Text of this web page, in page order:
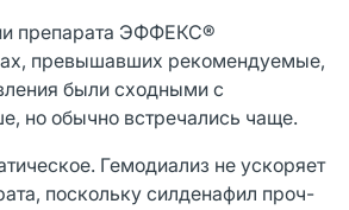
препарата ЭФФЕКС®
превышавших рекомендуемые,
были сходными с
но обычно встречались чаще.
Гемодиализ не ускоряет
поскольку силденафил проч-